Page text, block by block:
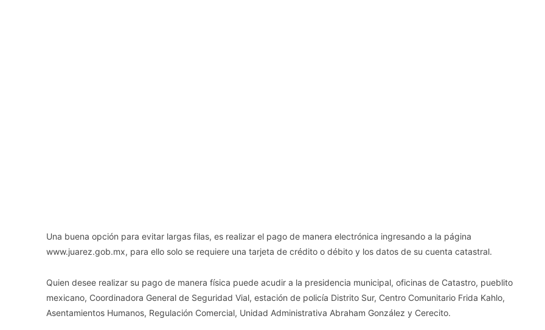
Una buena opción para evitar largas filas, es realizar el pago de manera electrónica ingresando a la página
www.juarez.gob.mx, para ello solo se requiere una tarjeta de crédito o débito y los datos de su cuenta catastral.
Quien desee realizar su pago de manera física puede acudir a la presidencia municipal, oficinas de Catastro, pueblito
mexicano, Coordinadora General de Seguridad Vial, estación de policía Distrito Sur, Centro Comunitario Frida Kahlo,
Asentamientos Humanos, Regulación Comercial, Unidad Administrativa Abraham González y Cerecito.